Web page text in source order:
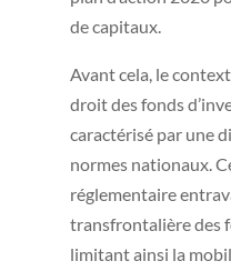
de capitaux.
Avant cela, le
droit des fonds
caractérisé par une
normes nationaux.
réglementaire
transfrontalière des
limitant ainsi la